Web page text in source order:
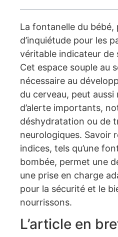
La fontanelle du
d’inquiétude pour les
véritable indicateur de
Cet espace souple au
nécessaire au
du cerveau, peut aussi
d’alerte importants,
déshydratation ou de
neurologiques. Savoir
indices, tels qu’une
bombée, permet une
une prise en charge
pour la sécurité et le
nourrissons.
L’article en